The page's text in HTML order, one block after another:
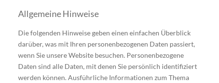
Allgemeine Hinweise
Die folgenden Hinweise geben einen einfachen Überblick
darüber, was mit Ihren personenbezogenen Daten passiert,
wenn Sie unsere Website besuchen. Personenbezogene
Daten sind alle Daten, mit denen Sie persönlich identifiziert
werden können. Ausführliche Informationen zum Thema